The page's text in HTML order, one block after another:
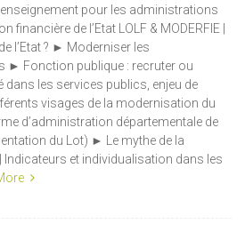
enseignement pour les administrations
de l’Etat LOLF & MODERFIE |
l’Etat ? ► Moderniser les
► Fonction publique : recruter ou
dans les services publics, enjeu de
visages de la modernisation du
d’administration départementale de
du Lot) ► Le mythe de la
et individualisation dans les